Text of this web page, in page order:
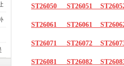
ST26050 ST26051
ST26061 ST26061
ST26071 ST26072
ST26081 ST26082